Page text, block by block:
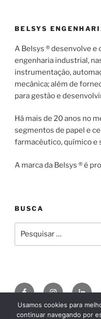
BELSYS
A Belsys ® desenvolve e
engenharia industrial,
instrumentação,
mecânica; além de
para gestão e
Há mais de 20 anos no
segmentos de papel e
farmacêutico, químico e
A marca da Belsys ® é
BUSCA
por:
FacebookInstagram
Usamos cookies para
continuar navegando por